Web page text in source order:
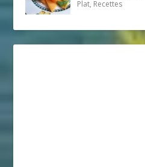
Plat, Recettes